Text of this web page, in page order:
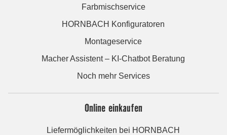
Farbmischservice
HORNBACH Konfiguratoren
Montageservice
Macher Assistent – KI-Chatbot Beratung
Noch mehr Services
Online einkaufen
Liefermöglichkeiten bei HORNBACH